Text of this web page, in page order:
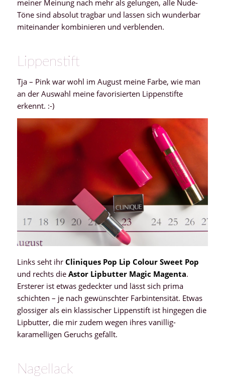
meiner Meinung nach mehr als gelungen, alle Nude-
Töne sind absolut tragbar und lassen sich wunderbar
miteinander kombinieren und verblenden.
Lippenstift
Tja – Pink war wohl im August meine Farbe, wie man
an der Auswahl meine favorisierten Lippenstifte
erkennt. :-)
Links seht ihr Cliniques Pop Lip Colour Sweet Pop
und rechts die Astor Lipbutter Magic Magenta.
Ersterer ist etwas gedeckter und lässt sich prima
schichten – je nach gewünschter Farbintensität. Etwas
glossiger als ein klassischer Lippenstift ist hingegen die
Lipbutter, die mir zudem wegen ihres vanillig-
karamelligen Geruchs gefällt.
Nagellack